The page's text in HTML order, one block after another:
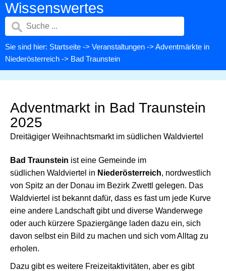
Wissenswertes
Sie sind hier: Startseite -> Veranstaltungen -> Adventmärkte in
Niederösterreich -> Bad Traunstein
Adventmarkt in Bad Traunstein
2025
Dreitägiger Weihnachtsmarkt im südlichen Waldviertel
Bad Traunstein ist eine Gemeinde im
südlichen Waldviertel in Niederösterreich, nordwestlich
von Spitz an der Donau im Bezirk Zwettl gelegen. Das
Waldviertel ist bekannt dafür, dass es fast um jede Kurve
eine andere Landschaft gibt und diverse Wanderwege
oder auch kürzere Spaziergänge laden dazu ein, sich
davon selbst ein Bild zu machen und sich vom Alltag zu
erholen.
Dazu gibt es weitere Freizeitaktivitäten, aber es gibt